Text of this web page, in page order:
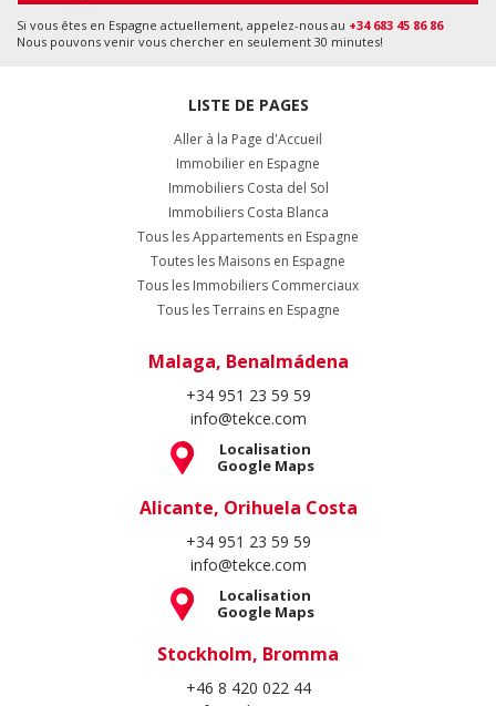
Si vous êtes en Espagne actuellement, appelez-nous au +34 683 45 86 86
Nous pouvons venir vous chercher en seulement 30 minutes!
LISTE DE PAGES
Aller à la Page d'Accueil
Immobilier en Espagne
Immobiliers Costa del Sol
Immobiliers Costa Blanca
Tous les Appartements en Espagne
Toutes les Maisons en Espagne
Tous les Immobiliers Commerciaux
Tous les Terrains en Espagne
Malaga, Benalmádena
+34 951 23 59 59
info@tekce.com
Localisation
Google Maps
Alicante, Orihuela Costa
+34 951 23 59 59
info@tekce.com
Localisation
Google Maps
Stockholm, Bromma
+46 8 420 022 44